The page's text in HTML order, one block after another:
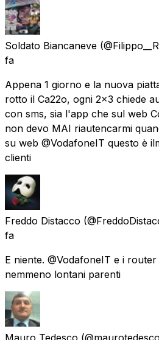
Soldato Biancaneve
fa
Appena 1 giorno e la nuova
rotto il Ca22o, ogni 2x3 chiede
con sms, sia l'app che sul web
non devo MAI riautencarmi
su web @VodafoneIT questo è
clienti
Freddo Distacco
fa
E niente. @VodafoneIT e i
nemmeno lontani parenti
Mauro Tedesco